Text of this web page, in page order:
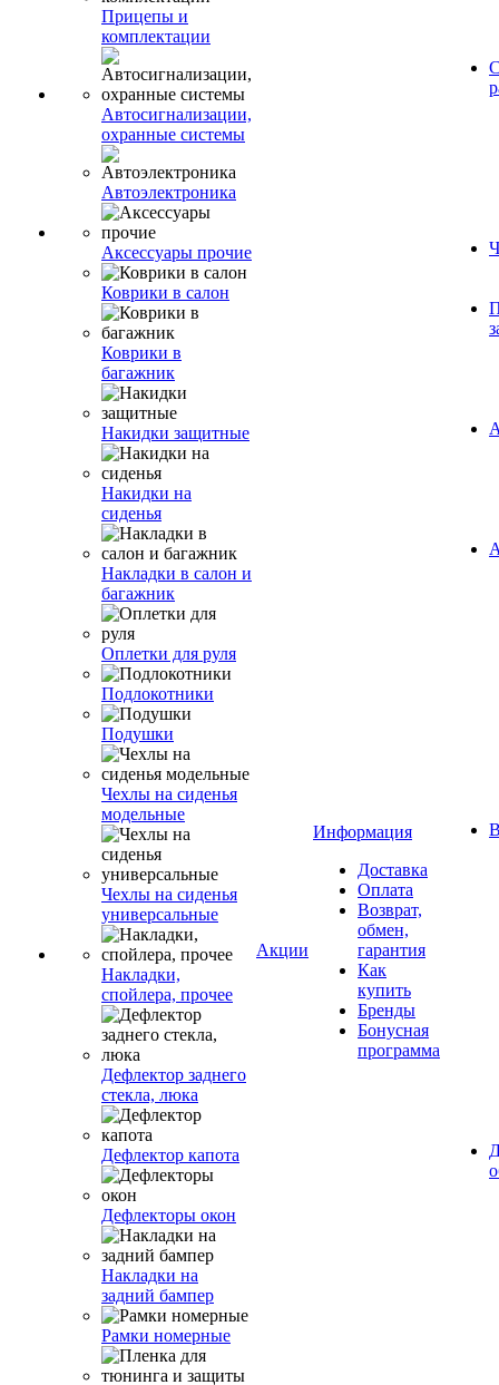
Прицепы и
комплектации
Автосигнализации,
охранные системы
Автоэлектроника
Аксессуары прочие
Коврики в салон
Коврики в
багажник
Накидки защитные
Накидки на
сиденья
Накладки в салон и
багажник
Оплетки для руля
Подлокотники
Подушки
Чехлы на сиденья
модельные
Чехлы на сиденья
универсальные
Накладки,
спойлера, прочее
Дефлектор заднего
стекла, люка
Дефлектор капота
Дефлекторы окон
Накладки на
задний бампер
Рамки номерные
Акции
Информация
Доставка
Оплата
Возврат,
обмен,
гарантия
Как
купить
Бренды
Бонусная
программа